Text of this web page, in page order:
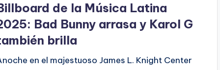
de la Música Latina
Bad Bunny arrasa y Karol G
brilla
en el majestuoso James L. Knight Center